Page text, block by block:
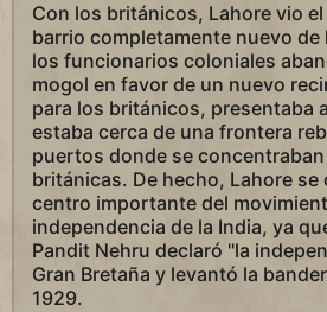
Con los británicos, Lahore vio
barrio completamente nuevo de
los funcionarios coloniales
mogol en favor de un nuevo
para los británicos, presentaba
estaba cerca de una frontera
puertos donde se
británicas. De hecho, Lahore
centro importante del
independencia de la India, ya
Pandit Nehru declaró "la
Gran Bretaña y levantó la
1929.